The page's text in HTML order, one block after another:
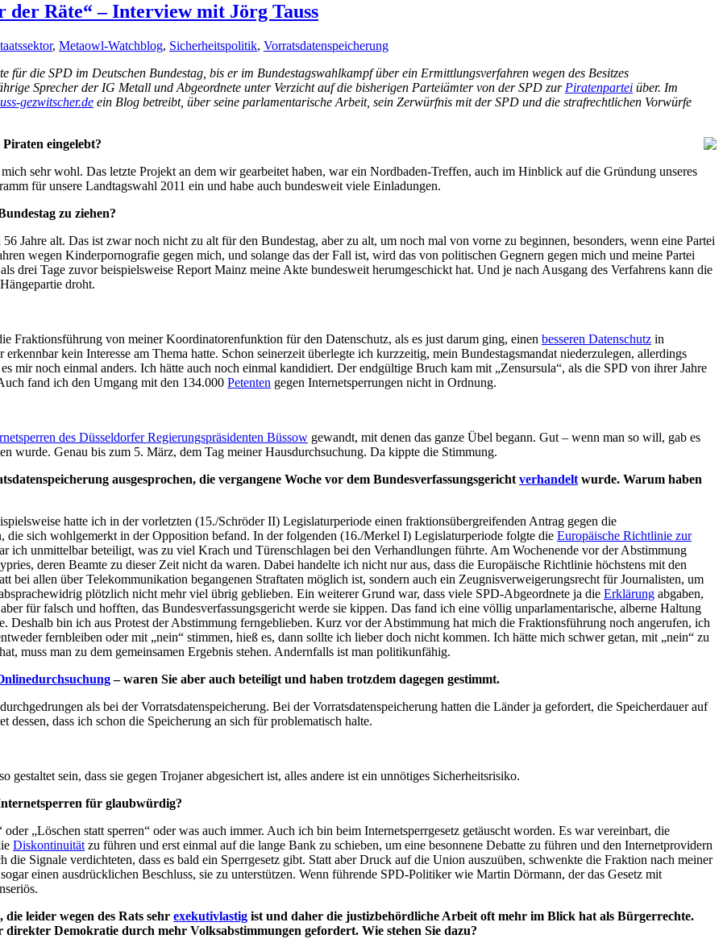
Räte“ – Interview mit Jörg Tauss
, Metaowl-Watchblog, Sicherheitspolitik, Vorratsdatenspeicherung
für die SPD im Deutschen Bundestag, bis er im Bundestagswahlkampf über ein Ermittlungsverfahren wegen des Besitzes
Sprecher der IG Metall und Abgeordnete unter Verzicht auf die bisherigen Parteiämter von der SPD zur Piratenpartei über. Im
gezwitscher.de ein Blog betreibt, über seine parlamentarische Arbeit, sein Zerwürfnis mit der SPD und die strafrechtlichen Vorwürfe
eingelebt?
sehr wohl. Das letzte Projekt an dem wir gearbeitet haben, war ein Nordbaden-Treffen, auch im Hinblick auf die Gründung unseres
für unsere Landtagswahl 2011 ein und habe auch bundesweit viele Einladungen.
zu ziehen?
Jahre alt. Das ist zwar noch nicht zu alt für den Bundestag, aber zu alt, um noch mal von vorne zu beginnen, besonders, wenn eine Partei
wegen Kinderpornografie gegen mich, und solange das der Fall ist, wird das von politischen Gegnern gegen mich und meine Partei
drei Tage zuvor beispielsweise Report Mainz meine Akte bundesweit herumgeschickt hat. Und je nach Ausgang des Verfahrens kann die
droht.
Fraktionsführung von meiner Koordinatorenfunktion für den Datenschutz, als es just darum ging, einen besseren Datenschutz in
kein Interesse am Thema hatte. Schon seinerzeit überlegte ich kurzzeitig, mein Bundestagsmandat niederzulegen, allerdings
mir noch einmal anders. Ich hätte auch noch einmal kandidiert. Der endgültige Bruch kam mit „Zensursula“, als die SPD von ihrer Jahre
fand ich den Umgang mit den 134.000 Petenten gegen Internetsperrungen nicht in Ordnung.
des Düsseldorfer Regierungspräsidenten Büssow gewandt, mit denen das ganze Übel begann. Gut – wenn man so will, gab es
wurde. Genau bis zum 5. März, dem Tag meiner Hausdurchsuchung. Da kippte die Stimmung.
ausgesprochen, die vergangene Woche vor dem Bundesverfassungsgericht verhandelt wurde. Warum haben
hatte ich in der vorletzten (15./Schröder II) Legislaturperiode einen fraktionsübergreifenden Antrag gegen die
die sich wohlgemerkt in der Opposition befand. In der folgenden (16./Merkel I) Legislaturperiode folgte die Europäische Richtlinie zur
ich unmittelbar beteiligt, was zu viel Krach und Türenschlagen bei den Verhandlungen führte. Am Wochenende vor der Abstimmung
deren Beamte zu dieser Zeit nicht da waren. Dabei handelte ich nicht nur aus, dass die Europäische Richtlinie höchstens mit den
allen über Telekommunikation begangenen Straftaten möglich ist, sondern auch ein Zeugnisverweigerungsrecht für Journalisten, um
plötzlich nicht mehr viel übrig geblieben. Ein weiterer Grund war, dass viele SPD-Abgeordnete ja die Erklärung abgaben,
für falsch und hofften, das Bundesverfassungsgericht werde sie kippen. Das fand ich eine völlig unparlamentarische, alberne Haltung
bin ich aus Protest der Abstimmung ferngeblieben. Kurz vor der Abstimmung hat mich die Fraktionsführung noch angerufen, ich
fernbleiben oder mit „nein“ stimmen, hieß es, dann sollte ich lieber doch nicht kommen. Ich hätte mich schwer getan, mit „nein“ zu
muss man zu dem gemeinsamen Ergebnis stehen. Andernfalls ist man politikunfähig.
– waren Sie aber auch beteiligt und haben trotzdem dagegen gestimmt.
als bei der Vorratsdatenspeicherung. Bei der Vorratsdatenspeicherung hatten die Länder ja gefordert, die Speicherdauer auf
dessen, dass ich schon die Speicherung an sich für problematisch halte.
sein, dass sie gegen Trojaner abgesichert ist, alles andere ist ein unnötiges Sicherheitsrisiko.
für glaubwürdig?
„Löschen statt sperren“ oder was auch immer. Auch ich bin beim Internetsperrgesetz getäuscht worden. Es war vereinbart, die
Diskontinuität zu führen und erst einmal auf die lange Bank zu schieben, um eine besonnene Debatte zu führen und den Internetprovidern
Signale verdichteten, dass es bald ein Sperrgesetz gibt. Statt aber Druck auf die Union auszuüben, schwenkte die Fraktion nach meiner
einen ausdrücklichen Beschluss, sie zu unterstützen. Wenn führende SPD-Politiker wie Martin Dörmann, der das Gesetz mit
leider wegen des Rats sehr exekutivlastig ist und daher die justizbehördliche Arbeit oft mehr im Blick hat als Bürgerrechte.
Demokratie durch mehr Volksabstimmungen gefordert. Wie stehen Sie dazu?